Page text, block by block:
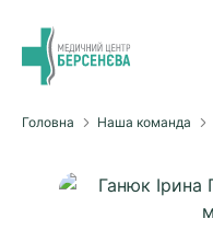
Головна Наша команда